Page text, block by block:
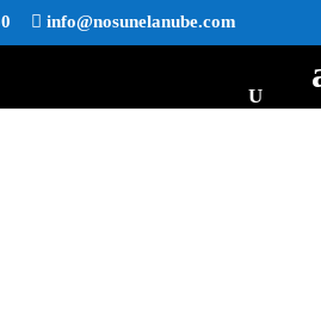
info@nosunelanube.com